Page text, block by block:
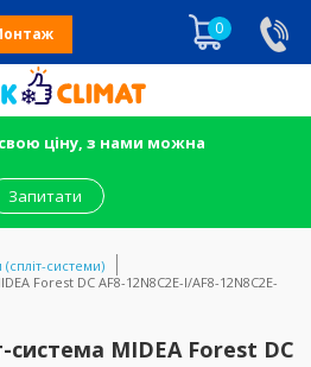
0
ціну, з нами можна
Запитати
(спліт-системи)
Forest DC AF8-12N8C2E-I/AF8-12N8C2E-
система MIDEA Forest DC